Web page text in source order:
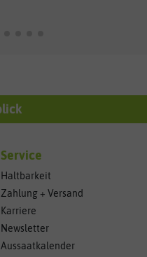
Service
Haltbarkeit
Zahlung + Versand
Karriere
Newsletter
Aussaatkalender